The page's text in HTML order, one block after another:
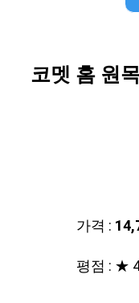
코멧 홈 원
가격 :
평점 : ★